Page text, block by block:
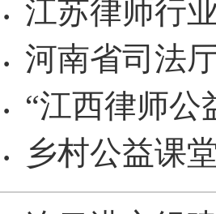
· 江苏律师行
· 河南省司法
· “江西律师公
· 乡村公益课